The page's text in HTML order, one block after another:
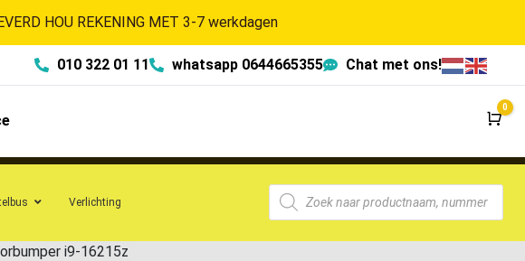
HOU REKENING MET 3-7 werkdagen
010 322 01 11 whatsapp 0644665355 Chat met ons!
0
Verlichting
i9-16215z